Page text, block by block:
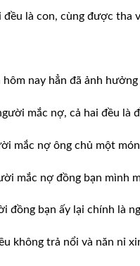
đều là con, cùng được tha
hôm nay hẳn đã ảnh
mắc nợ, cả hai đều là
mắc nợ ông chủ một
mắc nợ đồng bạn mình
đồng bạn ấy lại chính là
không trả nổi và năn nỉ